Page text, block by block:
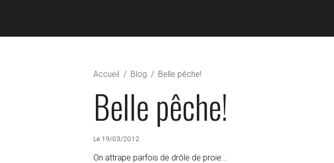
Accueil Blog Belle pêche!
Belle pêche!
Le 19/03/2012
On attrape parfois de drôle de proie...